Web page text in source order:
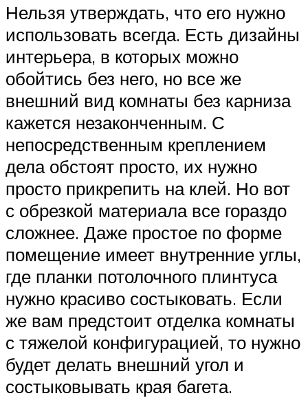
Нельзя утверждать, что его нужно
использовать всегда. Есть дизайны
интерьера, в которых можно
обойтись без него, но все же
внешний вид комнаты без карниза
кажется незаконченным. С
непосредственным креплением
дела обстоят просто, их нужно
просто прикрепить на клей. Но вот
с обрезкой материала все гораздо
сложнее. Даже простое по форме
помещение имеет внутренние углы,
где планки потолочного плинтуса
нужно красиво состыковать. Если
же вам предстоит отделка комнаты
с тяжелой конфигурацией, то нужно
будет делать внешний угол и
состыковывать края багета.